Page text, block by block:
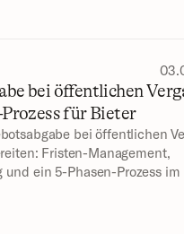
bei öffentlichen
Prozess für Bieter
bei öffentlichen
Fristen-Management,
und ein 5-Phasen-Prozess im